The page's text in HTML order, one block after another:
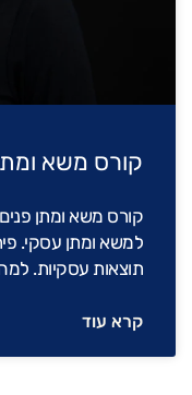
קורס משא
קורס משא ומתן
למשא ומתן עסקי.
תוצאות עסקיות.
קרא עוד